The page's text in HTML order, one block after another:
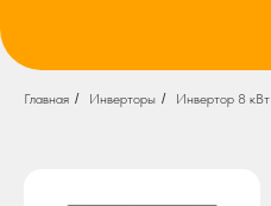
Главная / Инверторы / Инвертор 8 кВт